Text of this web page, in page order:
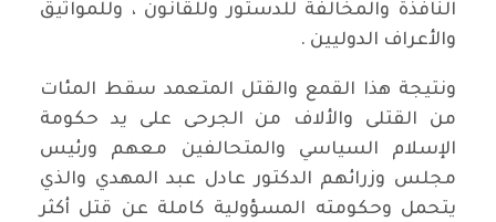
النافذة والمخالفة للدستور وللقانون ، وللمواثيق
والأعراف الدوليين .
ونتيجة هذا القمع والقتل المتعمد سقط المئات
من القتلى والألاف من الجرحى على يد حكومة
الإسلام السياسي والمتحالفين معهم ورئيس
مجلس وزرائهم الدكتور عادل عبد المهدي والذي
يتحمل وحكومته المسؤولية كاملة عن قتل أكثر